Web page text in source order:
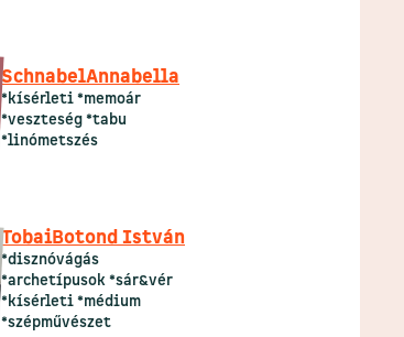
SchnabelAnnabella
*kísérleti *memoár
*veszteség *tabu
*linómetszés
TobaiBotond István
*disznóvágás
*archetípusok *sár&vér
*kísérleti *médium
*szépművészet